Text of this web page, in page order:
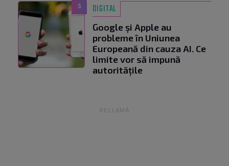
5 DIGITAL
Google și Apple au
probleme în Uniunea
Europeană din cauza AI. Ce
limite vor să impună
autoritățile
RECLAMĂ